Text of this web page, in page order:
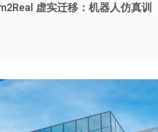
虚实迁移：机器人仿真训